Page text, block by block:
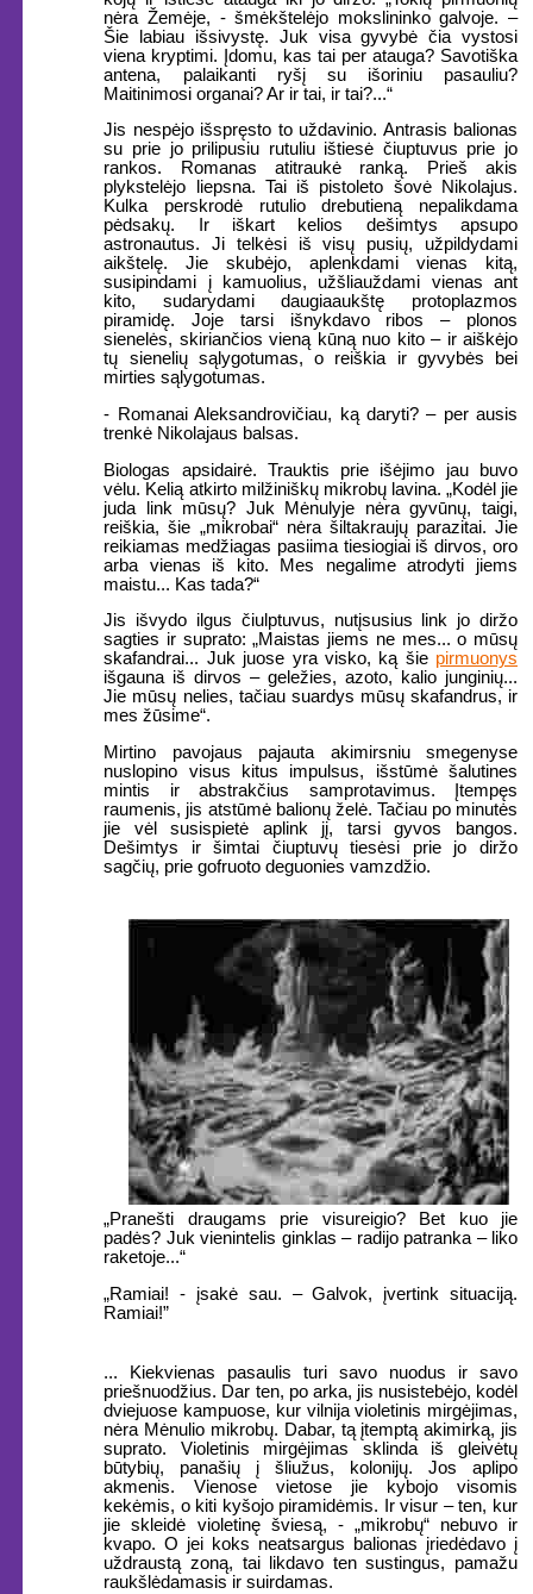
nėra Žemėje, - šmėkštelėjo mokslininko galvoje. –
Šie labiau išsivystę. Juk visa gyvybė čia vystosi
viena kryptimi. Įdomu, kas tai per atauga? Savotiška
antena, palaikanti ryšį su išoriniu pasauliu?
Maitinimosi organai? Ar ir tai, ir tai?...“
Jis nespėjo išspręsto to uždavinio. Antrasis balionas
su prie jo prilipusiu rutuliu ištiesė čiuptuvus prie jo
rankos. Romanas atitraukė ranką. Prieš akis
plykstelėjo liepsna. Tai iš pistoleto šovė Nikolajus.
Kulka perskrodė rutulio drebutieną nepalikdama
pėdsakų. Ir iškart kelios dešimtys apsupo
astronautus. Ji telkėsi iš visų pusių, užpildydami
aikštelę. Jie skubėjo, aplenkdami vienas kitą,
susipindami į kamuolius, užšliauždami vienas ant
kito, sudarydami daugiaaukštę protoplazmos
piramidę. Joje tarsi išnykdavo ribos – plonos
sienelės, skiriančios vieną kūną nuo kito – ir aiškėjo
tų sienelių sąlygotumas, o reiškia ir gyvybės bei
mirties sąlygotumas.
- Romanai Aleksandrovičiau, ką daryti? – per ausis
trenkė Nikolajaus balsas.
Biologas apsidairė. Trauktis prie išėjimo jau buvo
vėlu. Kelią atkirto milžiniškų mikrobų lavina. „Kodėl jie
juda link mūsų? Juk Mėnulyje nėra gyvūnų, taigi,
reiškia, šie „mikrobai“ nėra šiltakraujų parazitai. Jie
reikiamas medžiagas pasiima tiesiogiai iš dirvos, oro
arba vienas iš kito. Mes negalime atrodyti jiems
maistu... Kas tada?“
Jis išvydo ilgus čiulptuvus, nutįsusius link jo diržo
sagties ir suprato: „Maistas jiems ne mes... o mūsų
skafandrai... Juk juose yra visko, ką šie pirmuonys
išgauna iš dirvos – geležies, azoto, kalio junginių...
Jie mūsų nelies, tačiau suardys mūsų skafandrus, ir
mes žūsime“.
Mirtino pavojaus pajauta akimirsniu smegenyse
nuslopino visus kitus impulsus, išstūmė šalutines
mintis ir abstrakčius samprotavimus. Įtempęs
raumenis, jis atstūmė balionų želė. Tačiau po minutės
jie vėl susispietė aplink jį, tarsi gyvos bangos.
Dešimtys ir šimtai čiuptuvų tiesėsi prie jo diržo
sagčių, prie gofruoto deguonies vamzdžio.
„Pranešti draugams prie visureigio? Bet kuo jie
padės? Juk vienintelis ginklas – radijo patranka – liko
raketoje...“
„Ramiai! - įsakė sau. – Galvok, įvertink situaciją.
Ramiai!”
... Kiekvienas pasaulis turi savo nuodus ir savo
priešnuodžius. Dar ten, po arka, jis nusistebėjo, kodėl
dviejuose kampuose, kur vilnija violetinis mirgėjimas,
nėra Mėnulio mikrobų. Dabar, tą įtemptą akimirką, jis
suprato. Violetinis mirgėjimas sklinda iš gleivėtų
būtybių, panašių į šliužus, kolonijų. Jos aplipo
akmenis. Vienose vietose jie kybojo visomis
kekėmis, o kiti kyšojo piramidėmis. Ir visur – ten, kur
jie skleidė violetinę šviesą, - „mikrobų“ nebuvo ir
kvapo. O jei koks neatsargus balionas įriedėdavo į
uždraustą zoną, tai likdavo ten sustingus, pamažu
raukšlėdamasis ir suirdamas.